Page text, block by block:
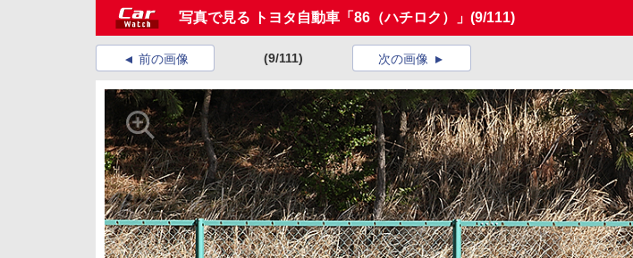
写真で見る トヨタ自動車「86（ハチロク）」 (9/111)
前の画像 (9/111) 次の画像